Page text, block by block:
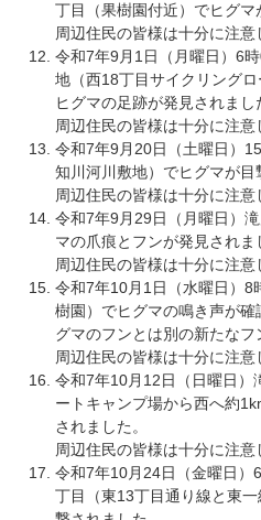
丁目（果樹園付近）でヒグマ
周辺住民の皆様は十分に注意
令和7年9月1日（月曜日）6
地（西18丁目サイクリング
ヒグマの足跡が発見されまし
周辺住民の皆様は十分に注意
令和7年9月20日（土曜日）
知川河川敷地）でヒグマが目
周辺住民の皆様は十分に注意
令和7年9月29日（月曜日）
マの爪痕とフンが発見されま
周辺住民の皆様は十分に注意
令和7年10月1日（水曜日）8
樹園）でヒグマの鳴き声が
グマのフンとは別の新たなフ
周辺住民の皆様は十分に注意
令和7年10月12日（日曜日）
ートキャンプ場から西へ約
されました。
周辺住民の皆様は十分に注意
令和7年10月24日（金曜日）
丁目（東13丁目通り線と東